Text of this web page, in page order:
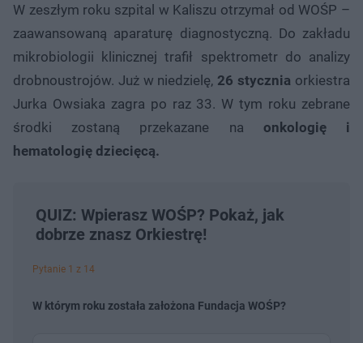
W zeszłym roku szpital w Kaliszu otrzymał od WOŚP –
zaawansowaną aparaturę diagnostyczną. Do zakładu
mikrobiologii klinicznej trafił spektrometr do analizy
drobnoustrojów. Już w niedzielę, 26 stycznia orkiestra
Jurka Owsiaka zagra po raz 33. W tym roku zebrane
środki zostaną przekazane na onkologię i
hematologię dziecięcą.
QUIZ: Wpierasz WOŚP? Pokaż, jak
dobrze znasz Orkiestrę!
Pytanie 1 z 14
W którym roku została założona Fundacja WOŚP?